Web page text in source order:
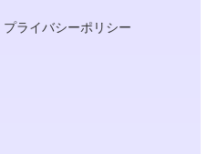
プライバシーポリシー